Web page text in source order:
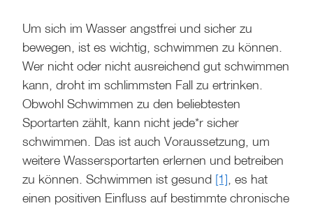
Um sich im Wasser angstfrei und sicher zu
bewegen, ist es wichtig, schwimmen zu können.
Wer nicht oder nicht ausreichend gut schwimmen
kann, droht im schlimmsten Fall zu ertrinken.
Obwohl Schwimmen zu den beliebtesten
Sportarten zählt, kann nicht jede*r sicher
schwimmen. Das ist auch Voraussetzung, um
weitere Wassersportarten erlernen und betreiben
zu können. Schwimmen ist gesund [1] , es hat
einen positiven Einfluss auf bestimmte chronische